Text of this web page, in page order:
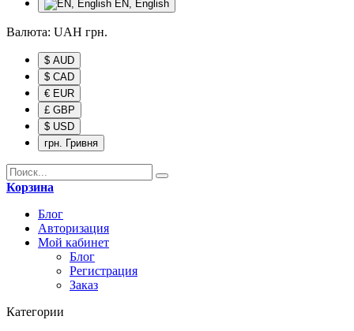
EN, English
Валюта: UAH грн.
$ AUD
$ CAD
€ EUR
£ GBP
$ USD
грн. Гривня
Корзина
Блог
Авторизация
Мой кабинет
Блог
Регистрация
Заказ
Категории